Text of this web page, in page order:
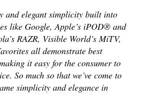
and elegant simplicity built into
like Google, Apple’s iPOD® and
RAZR, Visible World’s MiTV,
all demonstrate best
it easy for the consumer to
So much so that we’ve come to
simplicity and elegance in